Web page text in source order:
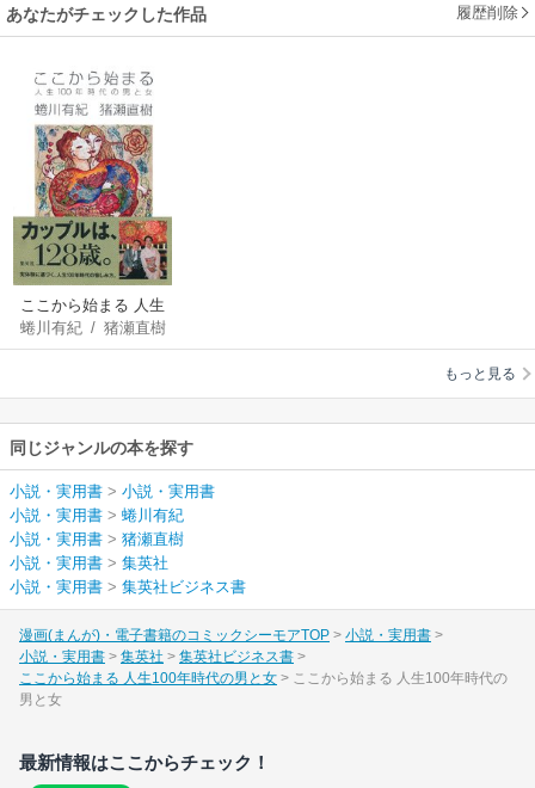
あなたがチェックした作品 履歴削除
ここから始まる 人生
100年時代の男と女
蜷川有紀/ 猪瀬直樹
もっと見る
同じジャンルの本を探す
小説・実用書 > 小説・実用書
小説・実用書 > 蜷川有紀
小説・実用書 > 猪瀬直樹
小説・実用書 > 集英社
小説・実用書 > 集英社ビジネス書
漫画(まんが)・電子書籍のコミックシーモアTOP
小説・実用書
小説・実用書
集英社
集英社ビジネス書
ここから始まる 人生100年時代の男と女
ここから始まる 人生100年時代の
男と女
最新情報はここからチェック！